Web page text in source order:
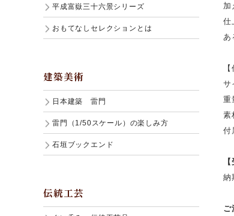
加
仕
あ
重
素
付
納
ご
平成富嶽三十六景シリーズ
おもてなしセレクションとは
建築美術
日本建築 雷門
雷門（1/50スケール）の楽しみ方
石垣ブックエンド
伝統工芸